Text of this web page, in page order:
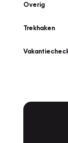
Overig
Trekhaken